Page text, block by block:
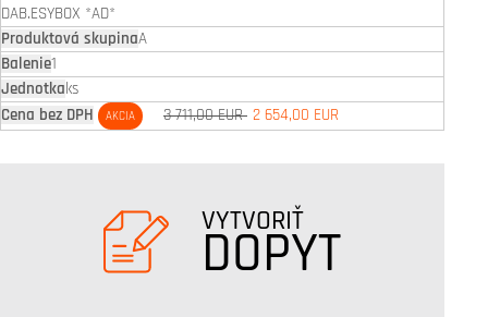
DAB.ESYBOX *AD*
A
1
ks
AKCIA 3 711,00 EUR 2 654,00 EUR
VYTVORIŤ
DOPYT